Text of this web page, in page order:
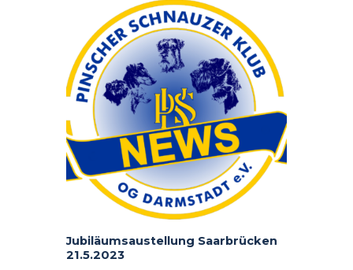
Jubiläumsaustellung Saarbrücken
21.5.2023